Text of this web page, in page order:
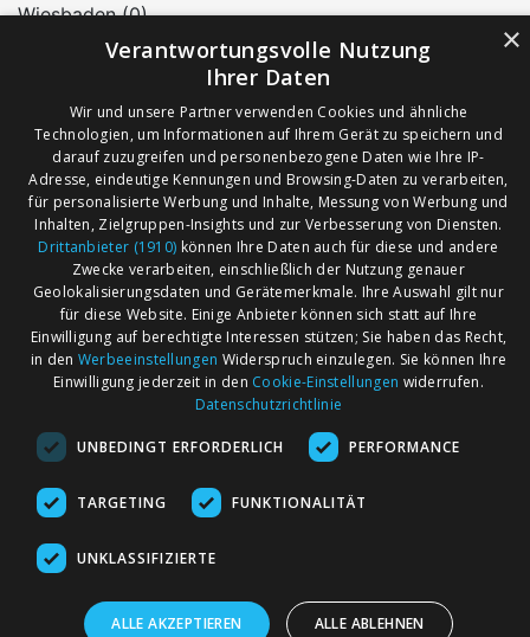
Wiesbaden (0)
kreisfreie Städte in Hessen
Frankfurt am Main (38)
Offenbach am Main (15)
AGB
Impressum
Datenschutz
Kontakt
Werben bei marktcom
Märkte nach Bundesländern
Märkte nach PLZ
Märkte nach Umkreis
Flohmarkt
×
Verantwortungsvolle Nutzung
Ihrer Daten
Wir und unsere Partner verwenden Cookies und ähnliche
Technologien, um Informationen auf Ihrem Gerät zu speichern und
darauf zuzugreifen und personenbezogene Daten wie Ihre IP-
Adresse, eindeutige Kennungen und Browsing-Daten zu verarbeiten,
für personalisierte Werbung und Inhalte, Messung von Werbung und
Inhalten, Zielgruppen-Insights und zur Verbesserung von Diensten.
Drittanbieter (1910) können Ihre Daten auch für diese und andere
Zwecke verarbeiten, einschließlich der Nutzung genauer
Geolokalisierungsdaten und Gerätemerkmale. Ihre Auswahl gilt nur
für diese Website. Einige Anbieter können sich statt auf Ihre
Einwilligung auf berechtigte Interessen stützen; Sie haben das Recht,
in den Werbeeinstellungen Widerspruch einzulegen. Sie können Ihre
Einwilligung jederzeit in den Cookie-Einstellungen widerrufen.
Datenschutzrichtlinie
UNBEDINGT ERFORDERLICH PERFORMANCE
TARGETING FUNKTIONALITÄT
UNKLASSIFIZIERTE
ALLE AKZEPTIEREN ALLE ABLEHNEN